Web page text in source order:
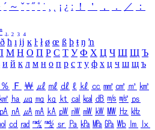
´ ～ ˇ ˘ ˝ ˚ ˙ ¸ ¡ ¿ ː ！ ＇ ， ． ／
：
ⁿ ₁ ₂ ₃ ₄
ð ħ ı ĳ ĸ ŀ ł ø œ ß þ ŧ ŋ ŉ
М Н О П Р С Т У Ф Х Ц Ч Ш Щ Ъ
и й к л м н о п р с т у ф х ц ч ш щ ъ
％ Ｆ ￦ ㎕ ㎖ ㎗ ℓ ㎘ ㏄ ㎣ ㎤ ㎥ ㎦
㎢ ㏊ ㎍ ㎎ ㎏ ㏏ ㎈ ㎉ ㏈ ㎧ ㎨ ㎰
㎀ ㎁ ㎂ ㎃ ㎄ ㎺ ㎻ ㎽ ㎾ ㎿ ㎐ ㎑
㏅ ㎭ ㎮ ㎯ ㏛ ㎩ ㎪ ㎫ ㎬ ㏝ ㏐
㏓